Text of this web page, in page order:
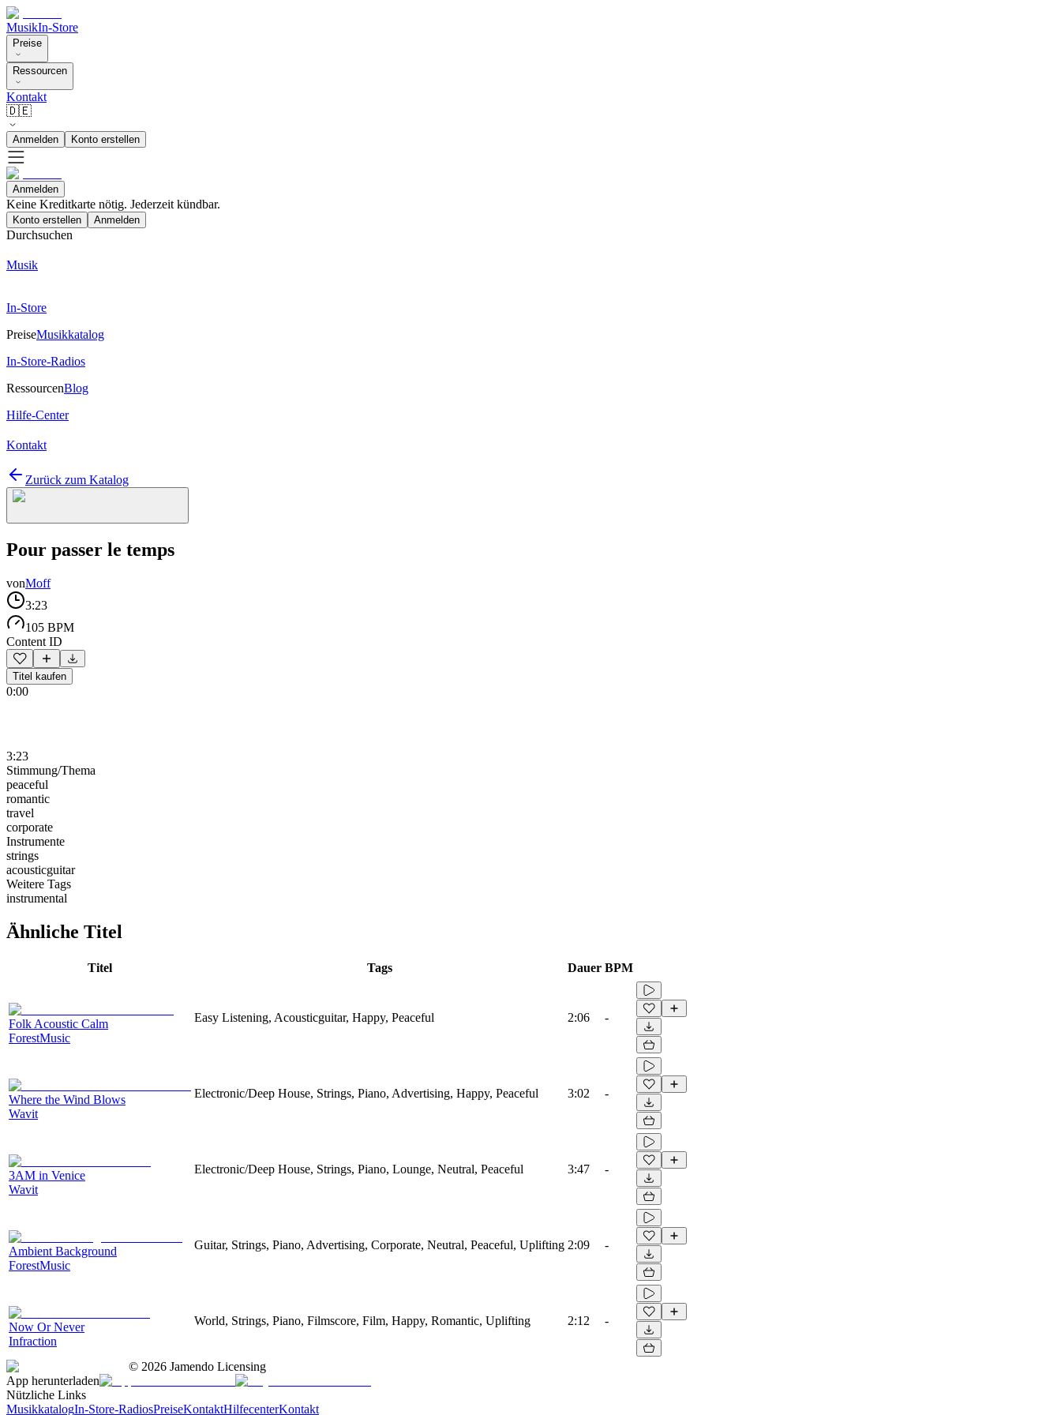
MusikIn-Store
Preise
Ressourcen
Kontakt
🇩🇪
Anmelden Konto erstellen
Anmelden
Keine Kreditkarte nötig. Jederzeit kündbar.
Konto erstellen Anmelden
Durchsuchen
Musik
In-Store
PreiseMusikkatalog
In-Store-Radios
RessourcenBlog
Hilfe-Center
Kontakt
Zurück zum Katalog
Pour passer le temps
vonMoff
3:23
105 BPM
Content ID
Titel kaufen
0:00
3:23
Stimmung/Thema
peaceful
romantic
travel
corporate
Instrumente
strings
acousticguitar
Weitere Tags
instrumental
Ähnliche Titel
Titel Tags Dauer BPM
Folk Acoustic Calm
ForestMusic
Easy Listening, Acousticguitar, Happy, Peaceful 2:06 -
Where the Wind Blows
Wavit
Electronic/Deep House, Strings, Piano, Advertising, Happy, Peaceful 3:02 -
3AM in Venice
Wavit
Electronic/Deep House, Strings, Piano, Lounge, Neutral, Peaceful 3:47 -
Ambient Background
ForestMusic
Guitar, Strings, Piano, Advertising, Corporate, Neutral, Peaceful, Uplifting 2:09 -
Now Or Never
Infraction
World, Strings, Piano, Filmscore, Film, Happy, Romantic, Uplifting 2:12 -
© 2026 Jamendo Licensing
App herunterladen
Nützliche Links
MusikkatalogIn-Store-RadiosPreiseKontaktHilfecenterKontakt